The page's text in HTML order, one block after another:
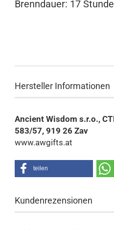
Brenndauer: 17
Hersteller Informationen
Ancient Wisdom s.r.o.,
583/57, 919 26 Zav
www.awgifts.at
teilen
Kundenrezensionen